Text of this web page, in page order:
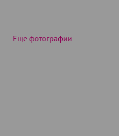
Еще фотографии